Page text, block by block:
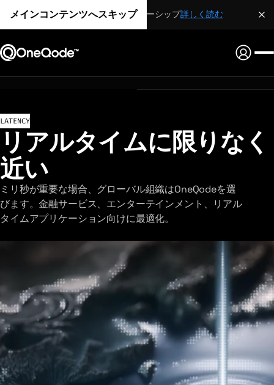
メインコンテンツへスキップ
戦略的パートナーシップ詳しく読む
LATENCY
リアルタイムに限りなく
近い
ミリ秒が重要な場合、グローバル組織はOneQodeを選
びます。金融サービス、エンターテインメント、リアル
タイムアプリケーション向けに最適化。